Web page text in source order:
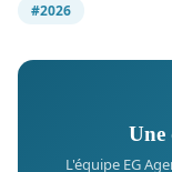
#2026
Une
L'équipe EG